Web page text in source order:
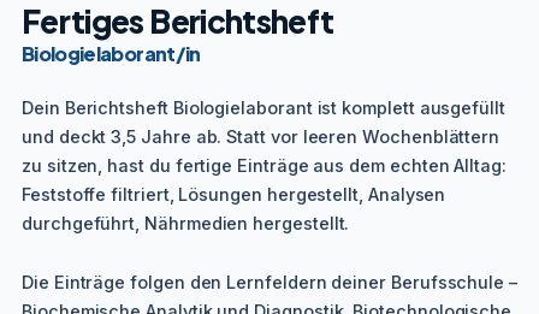
Fertiges Berichtsheft
Biologielaborant/in
Dein Berichtsheft Biologielaborant ist komplett ausgefüllt
und deckt 3,5 Jahre ab. Statt vor leeren Wochenblättern
zu sitzen, hast du fertige Einträge aus dem echten Alltag:
Feststoffe filtriert, Lösungen hergestellt, Analysen
durchgeführt, Nährmedien hergestellt.
Die Einträge folgen den Lernfeldern deiner Berufsschule –